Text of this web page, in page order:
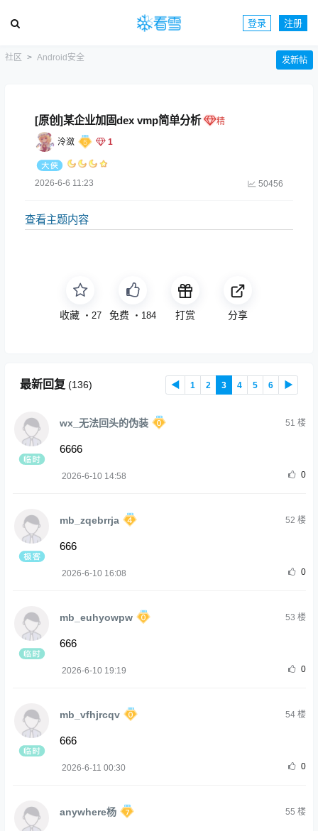
登录 注册
社区 Android安全 发新帖
[原创]某企业加固dex vmp简单分析
泠潋 1
2026-6-6 11:23 50456
查看主题内容
收藏 ・ 27 免费 ・ 184 打赏 分享
最新回复 (136) ◀ 1 2 3 4 5 6 ▶
wx_无法回头的伪装 51 楼
6666
2026-6-10 14:58 0
mb_zqebrrja 52 楼
666
2026-6-10 16:08 0
mb_euhyowpw 53 楼
666
2026-6-10 19:19 0
mb_vfhjrcqv 54楼
666
2026-6-11 00:30 0
anywhere杨 55 楼